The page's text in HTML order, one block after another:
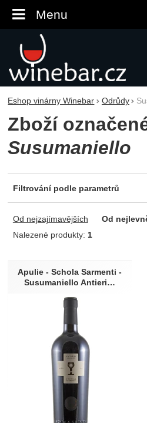
Menu
Eshop vinárny Winebar Odrůdy
Zboží
Susumaniello
Filtrování podle parametrů
Odrůda
Susumaniello
Tiché víno
Červené
Od nejzajímavějších Od
Nalezené produkty: 1
Produkty
Apulie - Schola Sarmenti -
Susumaniello Antieri…